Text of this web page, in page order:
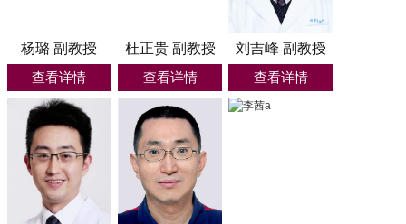
杨璐 副教授
查看详情
杜正贵 副教授
查看详情
刘吉峰 副教授
查看详情